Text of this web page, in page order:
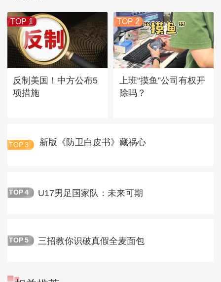
TOP 1
反制美国！中方公布5
项措施
TOP 2
上班“摸鱼”公司有权开
除吗？
TOP 3 新版《防卫白皮书》藏祸心
TOP 4 U17男足国家队：未来可期
TOP 5 三招教你识破真假全麦面包